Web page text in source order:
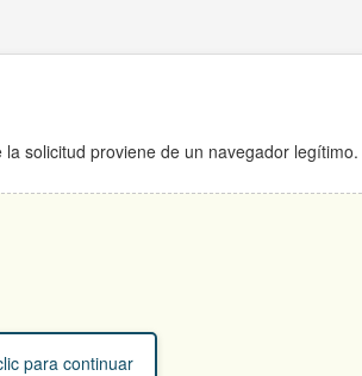
solicitud proviene de un navegador legítimo.
para continuar